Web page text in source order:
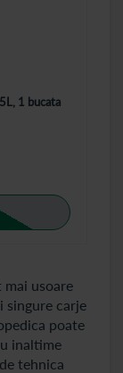
1 bucata
usoare
singure carje
poate
inaltime
tehnica